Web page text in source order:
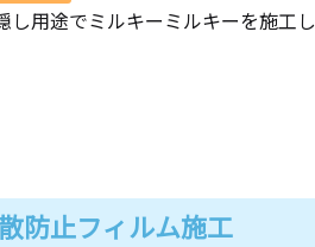
し用途でミルキーミルキーを施工
防止フィルム施工